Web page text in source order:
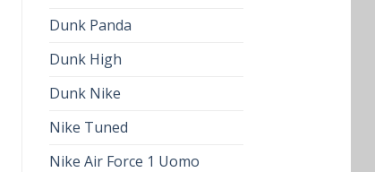
Dunk Panda
Dunk High
Dunk Nike
Nike Tuned
Nike Air Force 1 Uomo